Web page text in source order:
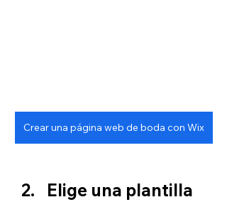
Crear una página web de boda con Wix
Elige una plantilla